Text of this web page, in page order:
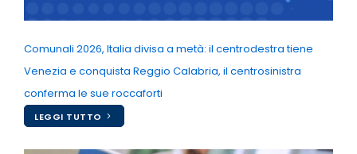
Comunali 2026, Italia divisa a metà: il centrodestra tiene
Venezia e conquista Reggio Calabria, il centrosinistra
conferma le sue roccaforti
LEGGI TUTTO